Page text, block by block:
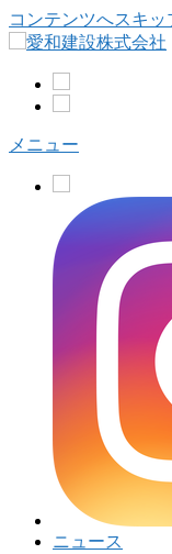
コンテンツへスキッ
メニュー
ニュース